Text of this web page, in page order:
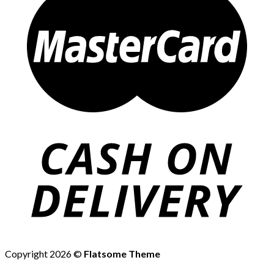
Copyright 2026 © Flatsome Theme